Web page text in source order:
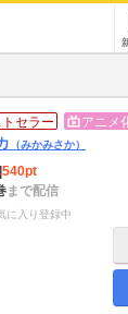
セラー アニメ
（みかみさか）
540pt
まで配信
に入り登録中